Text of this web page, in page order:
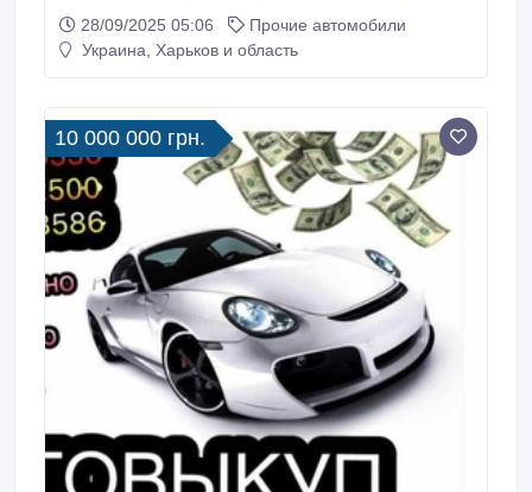
всё что называется авто и мото, в любом виде и
техническом состоянии. Нерастаможенные,
проблемные.
28/09/2025 05:06
Прочие автомобили
Украина, Харьков и область
10 000 000 грн.